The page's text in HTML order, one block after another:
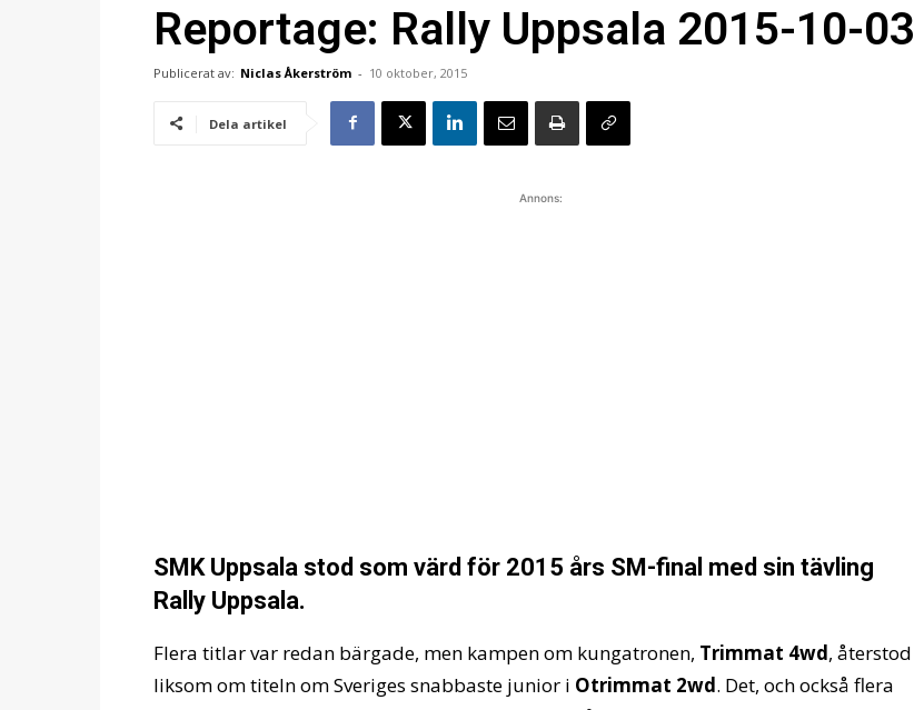
Reportage: Rally Uppsala 2015-10-03
Publicerat av: Niclas Åkerström - 10 oktober, 2015
Dela artikel
Annons:
SMK Uppsala stod som värd för 2015 års SM-final med sin tävling
Rally Uppsala.
Flera titlar var redan bärgade, men kampen om kungatronen, Trimmat 4wd, återstod
liksom om titeln om Sveriges snabbaste junior i Otrimmat 2wd. Det, och också flera